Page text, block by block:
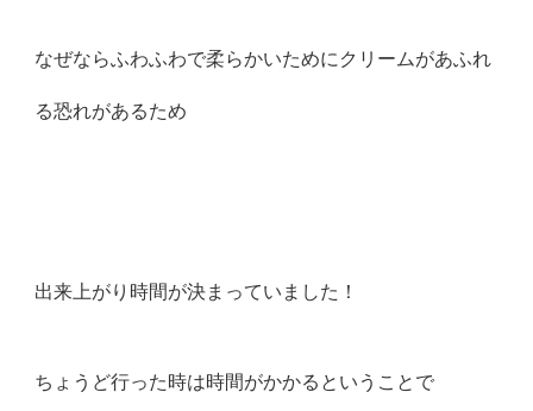
なぜならふわふわで柔らかいためにクリームがあふれ
る恐れがあるため
出来上がり時間が決まっていました！
ちょうど行った時は時間がかかるということで